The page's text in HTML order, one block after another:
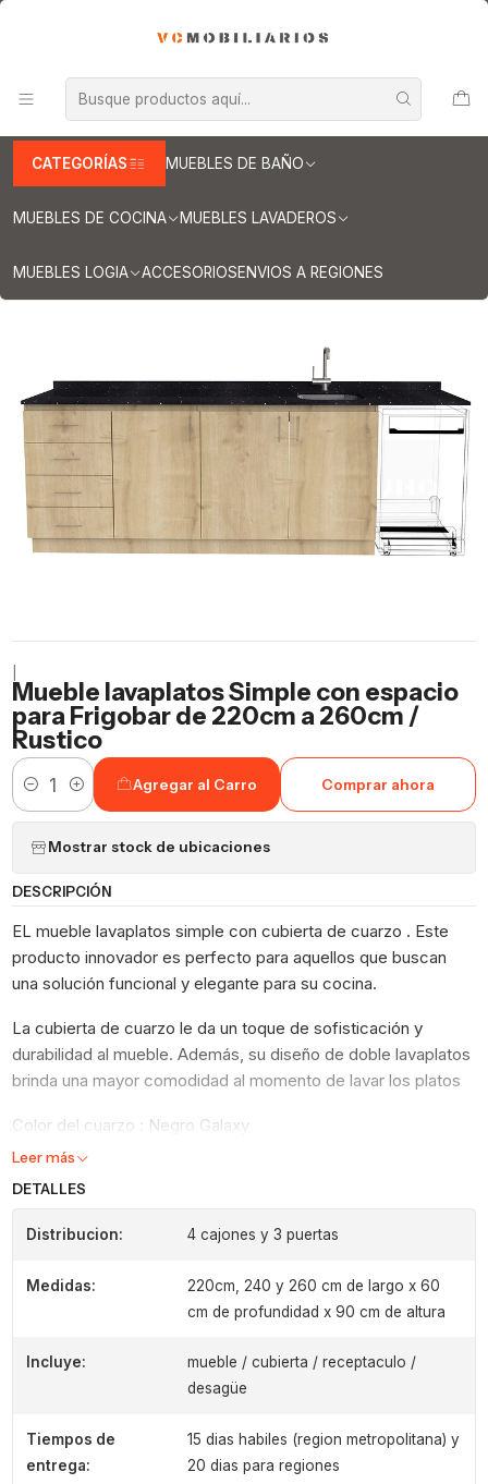
CATEGORÍAS MUEBLES DE BAÑO
MUEBLES DE COCINA MUEBLES LAVADEROS
MUEBLES LOGIA ACCESORIOSENVIOS A REGIONES
Muebles Integrales ( lavaplatos / encimera / lavavajilla )
Muebles integrales con cubierta de Cuarzo y Granito
Muebles integrales de 220 cm
Mueble lavaplatos Simple con espacio para Frigobar de 220cm a
Mueble lavaplatos Simple con espacio
para Frigobar de 220cm a 260cm /
Rustico
Cantidad
Agregar al Carro Comprar ahora
Mostrar stock de ubicaciones
DESCRIPCIÓN
EL mueble lavaplatos simple con cubierta de cuarzo . Este
producto innovador es perfecto para aquellos que buscan
una solución funcional y elegante para su cocina.
La cubierta de cuarzo le da un toque de sofisticación y
durabilidad al mueble. Además, su diseño de doble lavaplatos
brinda una mayor comodidad al momento de lavar los platos
Color del cuarzo : Negro Galaxy
Leer más
DETALLES
Distribucion: 4 cajones y 3 puertas
Medidas:
220cm, 240 y 260 cm de largo x 60
cm de profundidad x 90 cm de altura
Incluye:
mueble / cubierta / receptaculo /
desagüe
Tiempos de
entrega:
15 dias habiles (region metropolitana) y
20 dias para regiones